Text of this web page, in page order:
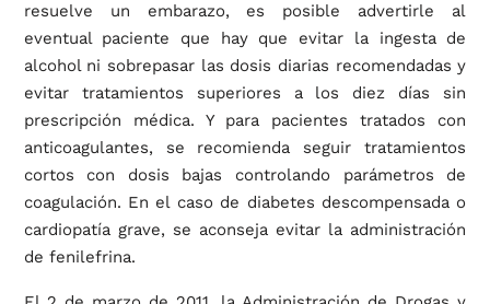
resuelve un embarazo, es posible advertirle al
eventual paciente que hay que evitar la ingesta de
alcohol ni sobrepasar las dosis diarias recomendadas y
evitar tratamientos superiores a los diez días sin
prescripción médica. Y para pacientes tratados con
anticoagulantes, se recomienda seguir tratamientos
cortos con dosis bajas controlando parámetros de
coagulación. En el caso de diabetes descompensada o
cardiopatía grave, se aconseja evitar la administración
de fenilefrina.